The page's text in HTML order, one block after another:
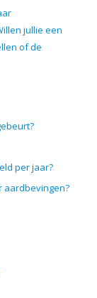
jullie een
of de
per jaar?
aardbevingen?